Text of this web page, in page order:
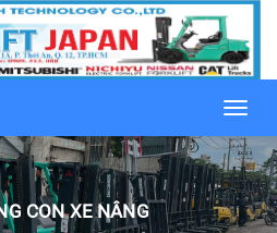
CON XE NÂNG